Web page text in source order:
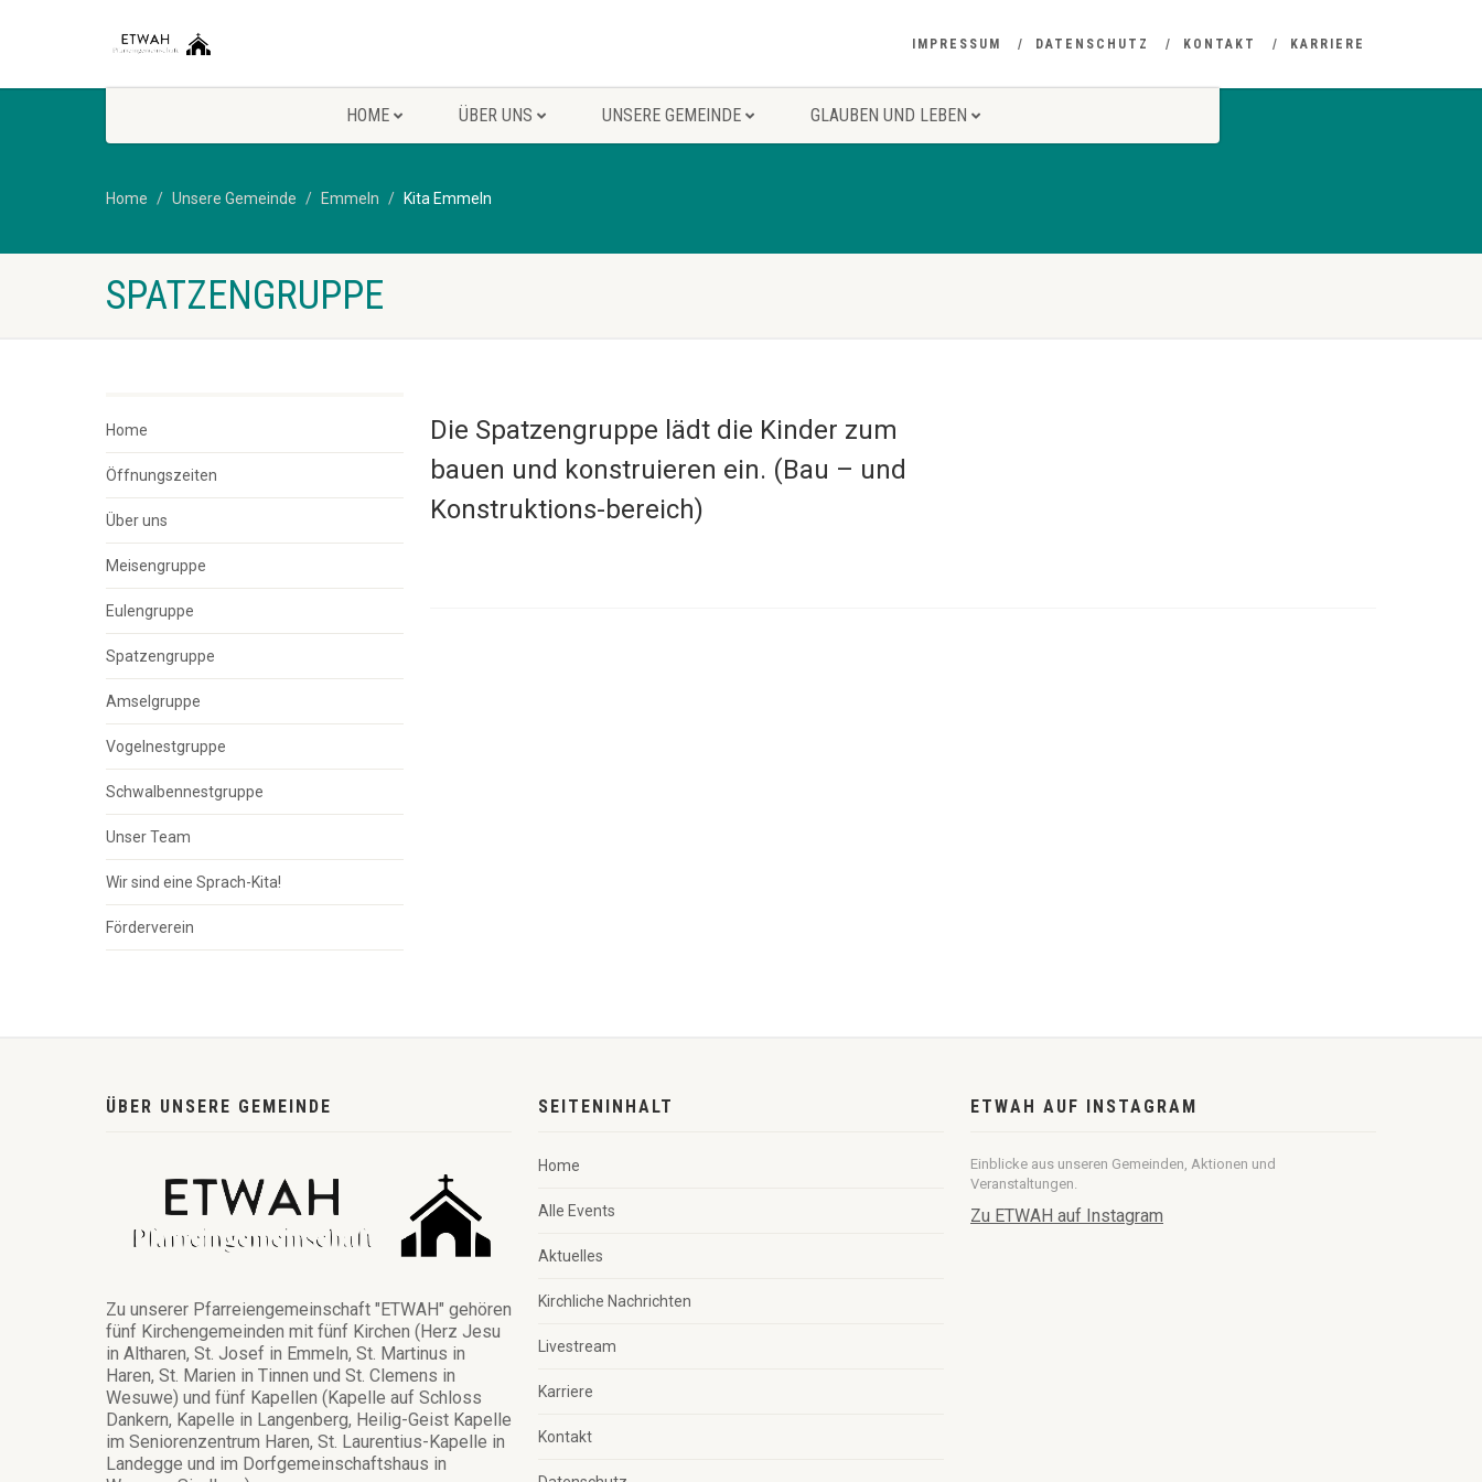
IMPRESSUM DATENSCHUTZ KONTAKT KARRIERE
HOME ÜBER UNS UNSERE GEMEINDE GLAUBEN UND LEBEN
Home Unsere Gemeinde Emmeln Kita Emmeln
SPATZENGRUPPE
Home
Öffnungszeiten
Über uns
Meisengruppe
Eulengruppe
Spatzengruppe
Amselgruppe
Vogelnestgruppe
Schwalbennestgruppe
Unser Team
Wir sind eine Sprach-Kita!
Förderverein
Die Spatzengruppe lädt die Kinder zum
bauen und konstruieren ein. (Bau – und
Konstruktions-bereich)
ÜBER UNSERE GEMEINDE
Zu unserer Pfarreiengemeinschaft "ETWAH" gehören
fünf Kirchengemeinden mit fünf Kirchen (Herz Jesu
in Altharen, St. Josef in Emmeln, St. Martinus in
Haren, St. Marien in Tinnen und St. Clemens in
Wesuwe) und fünf Kapellen (Kapelle auf Schloss
Dankern, Kapelle in Langenberg, Heilig-Geist Kapelle
im Seniorenzentrum Haren, St. Laurentius-Kapelle in
Landegge und im Dorfgemeinschaftshaus in
SEITENINHALT
Home
Alle Events
Aktuelles
Kirchliche Nachrichten
Livestream
Karriere
Kontakt
ETWAH AUF INSTAGRAM
Einblicke aus unseren Gemeinden, Aktionen und
Veranstaltungen.
Zu ETWAH auf Instagram